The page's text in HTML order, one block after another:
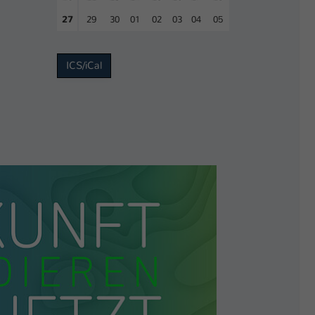
27 29 30 01 02 03 04 05
ICS/iCal